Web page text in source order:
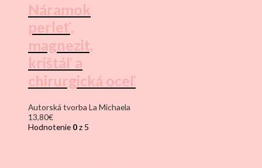
Náramok
perleť,
magnezit,
krištáľ a
chirurgická oceľ
Autorská tvorba La Michaela
13,80€
Hodnotenie 0z 5